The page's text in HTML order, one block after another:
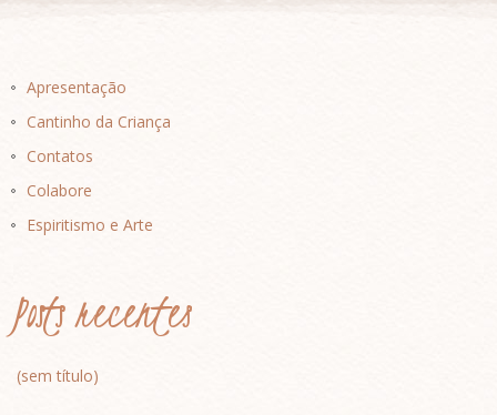
Apresentação
Cantinho da Criança
Contatos
Colabore
Espiritismo e Arte
Posts recentes
(sem título)